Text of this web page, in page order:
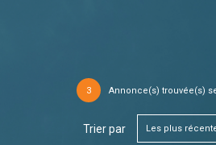
3 Annonce(s) trouvée(s)
Trier par Les plus